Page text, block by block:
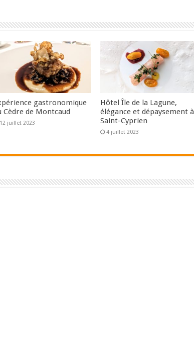
gastronomique
Cèdre de Montcaud
12 juillet 2023
Hôtel Île de la Lagune,
élégance et dépaysement à
Saint-Cyprien
4 juillet 2023